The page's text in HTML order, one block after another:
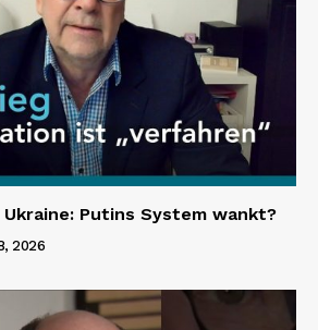
Putins System wankt?
2026